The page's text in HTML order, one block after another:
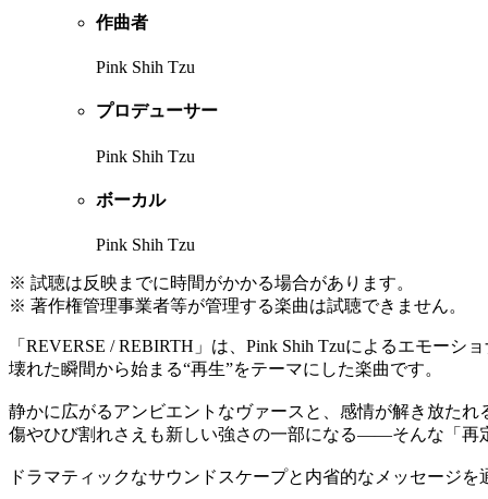
作曲者
Pink Shih Tzu
プロデューサー
Pink Shih Tzu
ボーカル
Pink Shih Tzu
※ 試聴は反映までに時間がかかる場合があります。
※ 著作権管理事業者等が管理する楽曲は試聴できません。
「REVERSE / REBIRTH」は、Pink Shih Tzuによるエモー
壊れた瞬間から始まる“再生”をテーマにした楽曲です。
静かに広がるアンビエントなヴァースと、感情が解き放た
傷やひび割れさえも新しい強さの一部になる――そんな「再
ドラマティックなサウンドスケープと内省的なメッセージ